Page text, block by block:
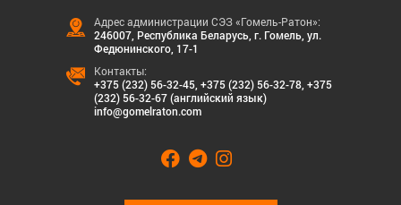
Адрес администрации СЭЗ «Гомель-Ратон»:
246007, Республика Беларусь, г. Гомель, ул.
Федюнинского, 17-1
Контакты:
+375 (232) 56-32-45 +375 (232) 56-32-78 +375
(232) 56-32-67 (английский язык)
info@gomelraton.com